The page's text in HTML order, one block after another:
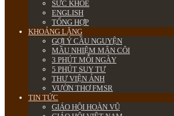
SỨC KHOẺ
ENGLISH
TỔNG HỢP
KHOẢNG LẶNG
GỢI Ý CẦU NGUYỆN
MẦU NHIỆM MÂN CÔI
3 PHÚT MỖI NGÀY
5 PHÚT SUY TƯ
THƯ VIỆN ẢNH
VƯỜN THƠ FMSR
TIN TỨC
GIÁO HỘI HOÀN VŨ